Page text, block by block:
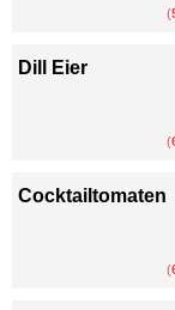
(
Dill Eier
(
Cocktailtomaten
(